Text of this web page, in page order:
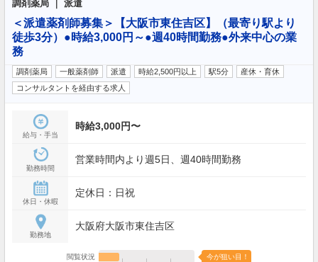
調剤薬局 ｜ 派遣
＜派遣薬剤師募集＞【大阪市東住吉区】（最寄り駅より
徒歩3分）●時給3,000円～●週40時間勤務●外来中心の業
務
調剤薬局 一般薬剤師 派遣 時給2,500円以上 駅5分
産休・育休
コンサルタントを経由する求人
給与・手当
時給3,000円〜
勤務時間
営業時間内より週5日、週40時間勤務
休日・休暇
定休日：日祝
勤務地
大阪府大阪市東住吉区
閲覧状況 今が狙い目！